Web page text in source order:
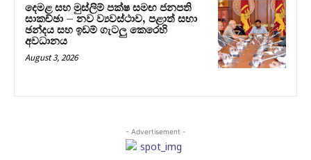
දෙමළ සහ මුස්ලිම් පක්ෂ සමඟ ජනපති
සාකච්ඡා – නව ව්‍යවස්ථාව, පළාත් සභා
ඡන්දය සහ ඉඩම් ගැටලු කෙරෙහි
අවධානය
August 3, 2026
- Advertisement -